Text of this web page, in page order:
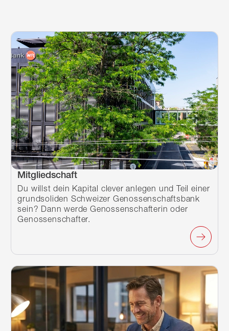
Mitgliedschaft
Du willst dein Kapital clever anlegen und Teil einer
grundsoliden Schweizer Genossenschaftsbank
sein? Dann werde Genossenschafterin oder
Genossenschafter.